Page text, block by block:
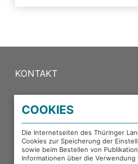
KONTAKT
PORTALE DES THÜRINGER
EXTERNE LINKS
COOKIES
Die Internetseiten des Thüringer
Cookies zur Speicherung der
sowie beim Bestellen von
Informationen über die Verwendung